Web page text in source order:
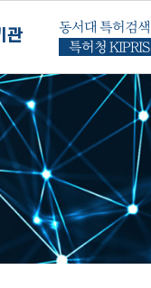
관
동서대 특허검색
특허청 KIPRIS